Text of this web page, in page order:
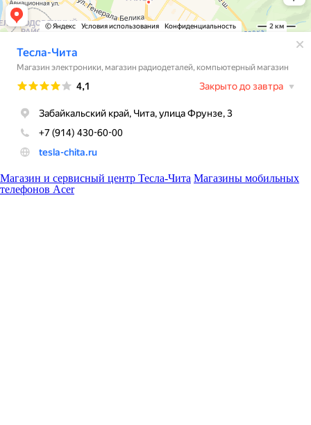
Магазин и сервисный центр Тесла-Чита Магазины мобильных
телефонов Acer